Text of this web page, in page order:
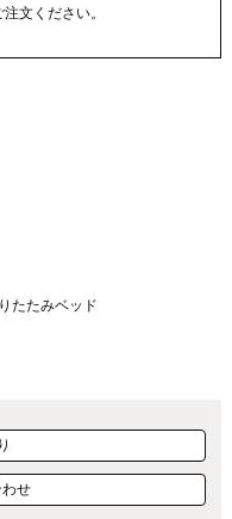
文ください。
たたみベッド
せ